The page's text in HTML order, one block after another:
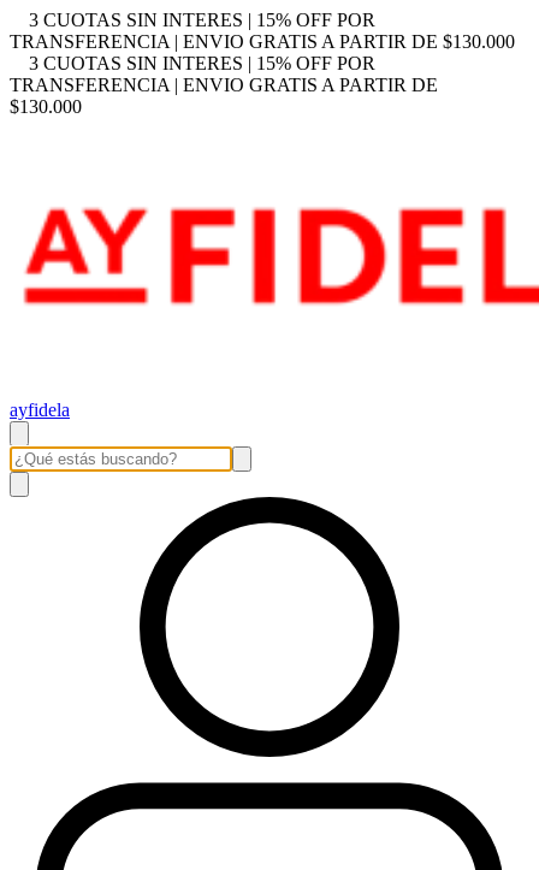
3 CUOTAS SIN INTERES | 15% OFF POR
TRANSFERENCIA | ENVIO GRATIS A PARTIR DE $130.000
3 CUOTAS SIN INTERES | 15% OFF POR
TRANSFERENCIA | ENVIO GRATIS A PARTIR DE
$130.000
ayfidela